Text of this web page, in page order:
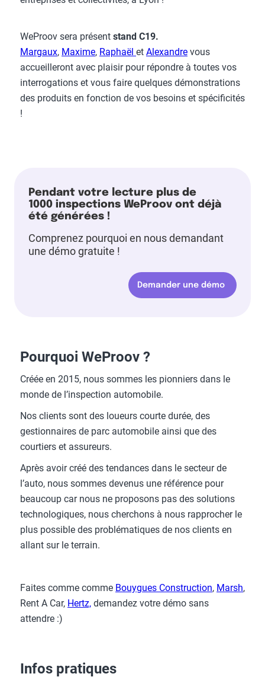
WeProov sera présent stand C19.
Margaux, Maxime, Raphaël et Alexandre vous
accueilleront avec plaisir pour répondre à toutes vos
interrogations et vous faire quelques démonstrations
des produits en fonction de vos besoins et spécificités
!
Pendant votre lecture plus de
1000 inspections WeProov ont déjà
été générées !
Comprenez pourquoi en nous demandant
une démo gratuite !
Demander une démo
Pourquoi WeProov ?
Créée en 2015, nous sommes les pionniers dans le
monde de l’inspection automobile.
Nos clients sont des loueurs courte durée, des
gestionnaires de parc automobile ainsi que des
courtiers et assureurs.
Après avoir créé des tendances dans le secteur de
l’auto, nous sommes devenus une référence pour
beaucoup car nous ne proposons pas des solutions
technologiques, nous cherchons à nous rapprocher le
plus possible des problématiques de nos clients en
allant sur le terrain.
Faites comme comme Bouygues Construction, Marsh,
Rent A Car, Hertz, demandez votre démo sans
attendre :)
Infos pratiques